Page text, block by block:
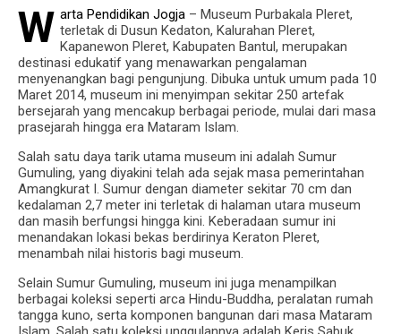
W arta Pendidikan Jogja – Museum Purbakala Pleret,
terletak di Dusun Kedaton, Kalurahan Pleret,
Kapanewon Pleret, Kabupaten Bantul, merupakan
destinasi edukatif yang menawarkan pengalaman
menyenangkan bagi pengunjung. Dibuka untuk umum pada 10
Maret 2014, museum ini menyimpan sekitar 250 artefak
bersejarah yang mencakup berbagai periode, mulai dari masa
prasejarah hingga era Mataram Islam.
Salah satu daya tarik utama museum ini adalah Sumur
Gumuling, yang diyakini telah ada sejak masa pemerintahan
Amangkurat I. Sumur dengan diameter sekitar 70 cm dan
kedalaman 2,7 meter ini terletak di halaman utara museum
dan masih berfungsi hingga kini. Keberadaan sumur ini
menandakan lokasi bekas berdirinya Keraton Pleret,
menambah nilai historis bagi museum.
Selain Sumur Gumuling, museum ini juga menampilkan
berbagai koleksi seperti arca Hindu-Buddha, peralatan rumah
tangga kuno, serta komponen bangunan dari masa Mataram